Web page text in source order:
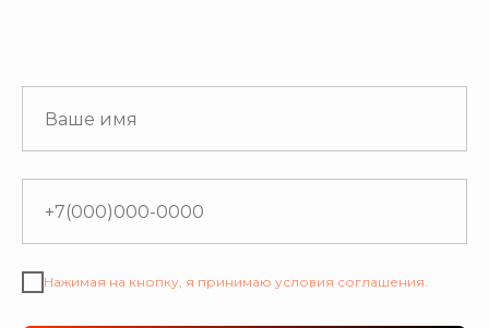
Нажимая на кнопку, я принимаю условия соглашения.